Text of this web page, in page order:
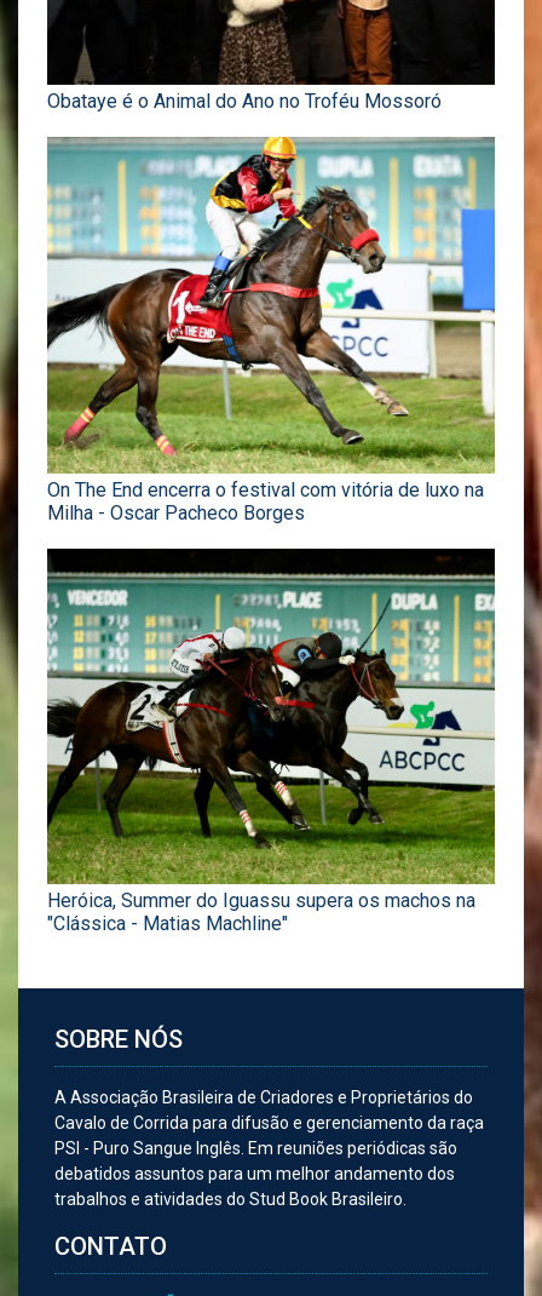
Obataye é o Animal do Ano no Troféu Mossoró
On The End encerra o festival com vitória de luxo na
Milha - Oscar Pacheco Borges
Heróica, Summer do Iguassu supera os machos na
"Clássica - Matias Machline"
SOBRE NÓS
A Associação Brasileira de Criadores e Proprietários do
Cavalo de Corrida para difusão e gerenciamento da raça
PSI - Puro Sangue Inglês. Em reuniões periódicas são
debatidos assuntos para um melhor andamento dos
trabalhos e atividades do Stud Book Brasileiro.
CONTATO